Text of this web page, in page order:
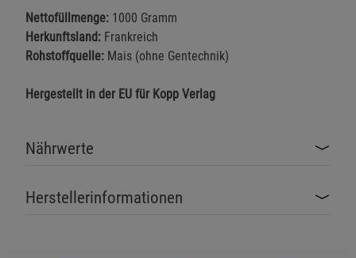
Nettofüllmenge: 1000 Gramm
Herkunftsland: Frankreich
Rohstoffquelle: Mais (ohne Gentechnik)
Hergestellt in der EU für Kopp Verlag
Nährwerte
Herstellerinformationen